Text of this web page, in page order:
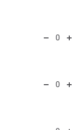
0
0